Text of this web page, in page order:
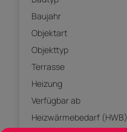
Baujahr
Objektart
Objekttyp
Terrasse
Heizung
Verfügbar ab
Heizwärmebedarf (HWB)